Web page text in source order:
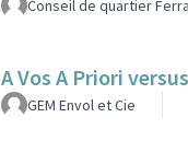
Conseil de quartier
A Vos A Priori
GEM Envol et Cie